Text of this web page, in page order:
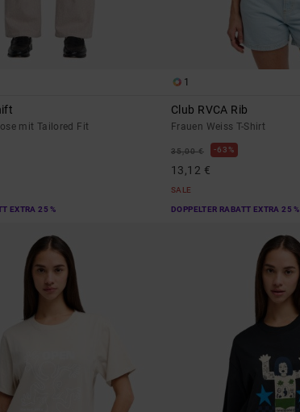
mit Tailored Fit
EXTRA 25 %
1
Club RVCA Rib
Frauen Weiss T-Shirt
35,00 € 63%
13,12 €
SALE
DOPPELTER RABATT EXTRA 25 %